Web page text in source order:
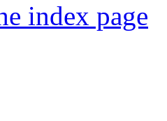
index page